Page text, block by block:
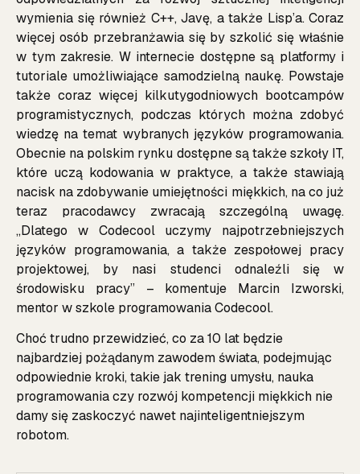
wymienia się również C++, Javę, a także Lisp’a. Coraz
więcej osób przebranżawia się by szkolić się właśnie
w tym zakresie. W internecie dostępne są platformy i
tutoriale umożliwiające samodzielną naukę. Powstaje
także coraz więcej kilkutygodniowych bootcampów
programistycznych, podczas których można zdobyć
wiedzę na temat wybranych języków programowania.
Obecnie na polskim rynku dostępne są także szkoły IT,
które uczą kodowania w praktyce, a także stawiają
nacisk na zdobywanie umiejętności miękkich, na co już
teraz pracodawcy zwracają szczególną uwagę.
,,Dlatego w Codecool uczymy najpotrzebniejszych
języków programowania, a także zespołowej pracy
projektowej, by nasi studenci odnaleźli się w
środowisku pracy” – komentuje Marcin Izworski,
mentor w szkole programowania Codecool.
Choć trudno przewidzieć, co za 10 lat będzie
najbardziej pożądanym zawodem świata, podejmując
odpowiednie kroki, takie jak trening umysłu, nauka
programowania czy rozwój kompetencji miękkich nie
damy się zaskoczyć nawet najinteligentniejszym
robotom.